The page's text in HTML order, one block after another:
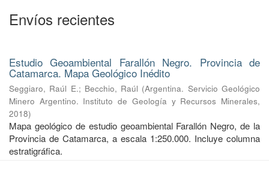
Envíos recientes
Estudio Geoambiental Farallón Negro. Provincia de
Catamarca. Mapa Geológico Inédito
Seggiaro, Raúl E.; Becchio, Raúl (Argentina. Servicio Geológico
Minero Argentino. Instituto de Geología y Recursos Minerales,
2018)
Mapa geológico de estudio geoambiental Farallón Negro, de la
Provincia de Catamarca, a escala 1:250.000. Incluye columna
estratigráfica.